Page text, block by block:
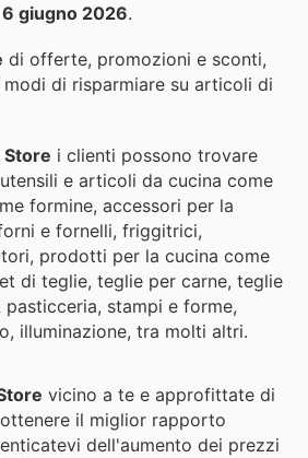
6 giugno 2026.
di offerte, promozioni e sconti,
di risparmiare su articoli di
Store i clienti possono trovare
e articoli da cucina come
formine, accessori per la
e fornelli, friggitrici,
prodotti per la cucina come
di teglie, teglie per carne, teglie
stampi e forme,
illuminazione, tra molti altri.
vicino a te e approfittate di
il miglior rapporto
dell'aumento dei prezzi